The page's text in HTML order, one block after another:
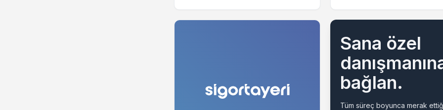
Sana özel
bağlan.
Tüm süreç boyunca merak